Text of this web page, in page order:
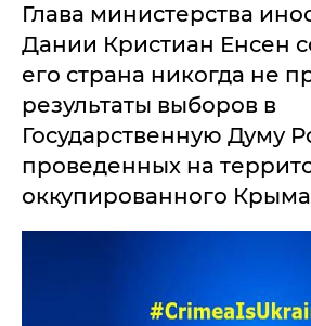
Глава министерства
Дании Кристиан Енсен
его страна никогда не
результаты выборов в
Государственную Думу
проведенных на
оккупированного